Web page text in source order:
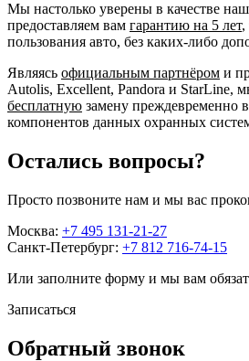
Мы настолько уверены в качестве
предоставляем вам гарантию на 5 лет,
пользования авто, без каких-либо
Являясь официальным партнёром и
Autolis, Excellent, Pandora и StarLine,
бесплатную замену преждевременно
компонентов данных охранных
Остались вопросы?
Просто позвоните нам и мы вас
Москва: +7 495 131-21-27
Санкт-Петербург: +7 812 716-74-15
Или заполните форму и мы вам
Записаться
Обратный звонок